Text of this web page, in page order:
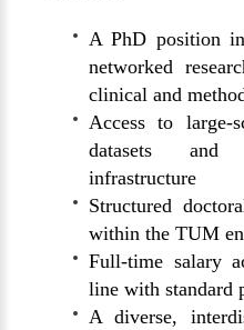
A PhD position
networked
clinical and
Access to large-
datasets and
infrastructure
Structured
within the TUM
Full-time salary
line with standard
A diverse,